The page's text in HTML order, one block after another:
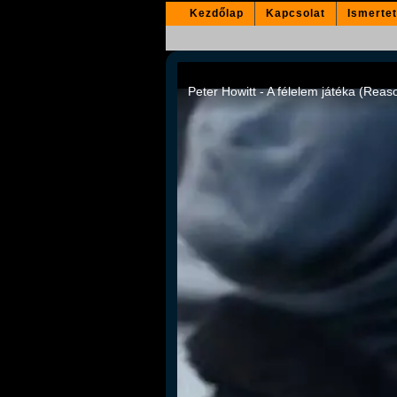
Kezdőlap Kapcsolat